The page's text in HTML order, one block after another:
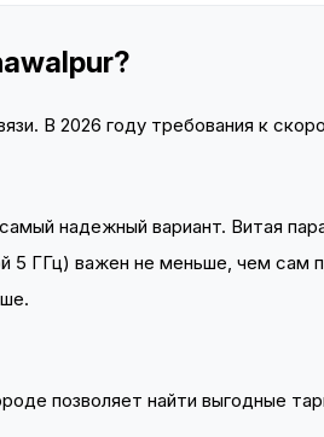
В 2026 году требования к
надежный вариант. Витая
5 ГГц) важен не меньше, чем сам
позволяет найти выгодные